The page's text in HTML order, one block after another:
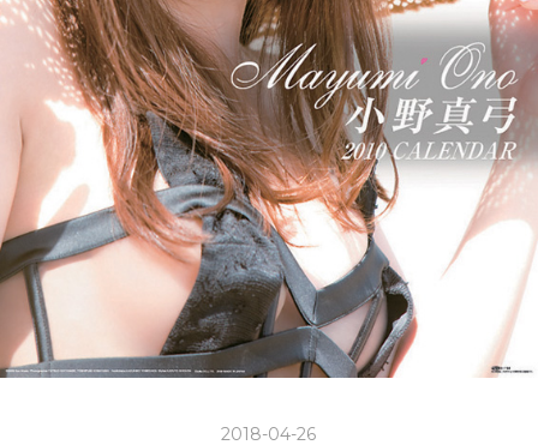
2018-04-26